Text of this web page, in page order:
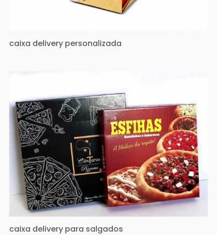
caixa delivery personalizada
caixa delivery para salgados